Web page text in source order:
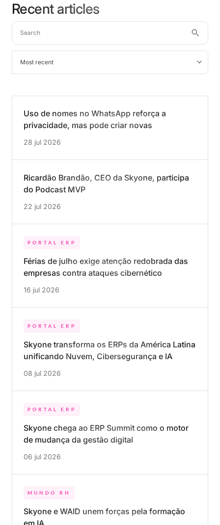
Recent articles
Most recent
Uso de nomes no WhatsApp reforça a
privacidade, mas pode criar novas
oportunidades para golpes
28 jul 2026
Ricardão Brandão, CEO da Skyone, participa
do Podcast MVP
22 jul 2026
PORTAL ERP
Férias de julho exige atenção redobrada das
empresas contra ataques cibernético
16 jul 2026
PORTAL ERP
Skyone transforma os ERPs da América Latina
unificando Nuvem, Cibersegurança e IA
08 jul 2026
PORTAL ERP
Skyone chega ao ERP Summit como o motor
de mudança da gestão digital
06 jul 2026
MUNDO RH
Skyone e WAID unem forças pela formação
em IA